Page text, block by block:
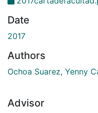
Date
2017
Authors
Ochoa Suarez, Yenny
Advisor